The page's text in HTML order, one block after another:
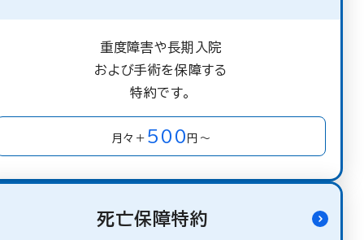
重度障害や長期入院
および手術を保障する
特約です。
月々＋ 500 円～
死亡保障特約